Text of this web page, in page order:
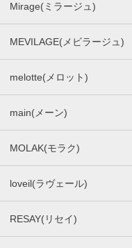
Mirage(ミラージュ)
MEVILAGE(メビラージュ)
melotte(メロット)
main(メーン)
MOLAK(モラク)
loveil(ラヴェール)
RESAY(リセイ)